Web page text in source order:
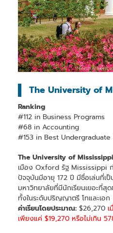
The University of
Ranking
#112 in Business Programs
#68 in Accounting
#153 in Best
The University of Mississippi
เมือง Oxford รัฐ Mississippi
ปัจจุบันมีอายุ 172 ปี มีชื่อเล่นที่เ
มหาวิทยาลัยที่มีนักเรียนเยอะที่
ทั้งในระดับปริญญาตรี โทและเอก
ค่าเรียนโดยประมาณ: $26,270
เพียงแค่ $19,270 หรือไม่เกิน